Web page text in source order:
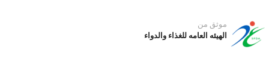
موثق من
الهيئه العامه للغذاء والدواء